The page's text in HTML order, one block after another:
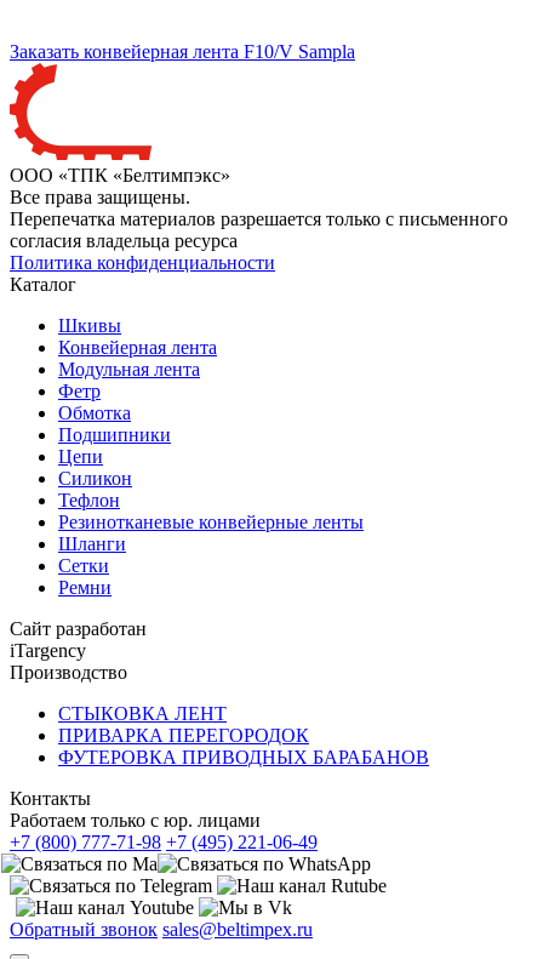
Заказать конвейерная лента F10/V Sampla
ООО «ТПК «Белтимпэкс»
Все права защищены.
Перепечатка материалов разрешается только с письменного
согласия владельца ресурса
Политика конфиденциальности
Каталог
Шкивы
Конвейерная лента
Модульная лента
Фетр
Обмотка
Подшипники
Цепи
Силикон
Тефлон
Резинотканевые конвейерные ленты
Шланги
Сетки
Ремни
Сайт разработан
iTargency
Производство
СТЫКОВКА ЛЕНТ
ПРИВАРКА ПЕРЕГОРОДОК
ФУТЕРОВКА ПРИВОДНЫХ БАРАБАНОВ
Контакты
Работаем только с юр. лицами
+7 (800) 777-71-98 +7 (495) 221-06-49
Обратный звонок sales@beltimpex.ru